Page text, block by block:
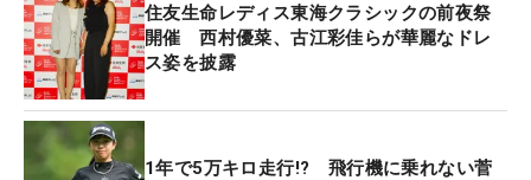
住友生命レディス東海クラシックの前夜祭
開催 西村優菜、古江彩佳らが華麗なドレ
ス姿を披露
1年で5万キロ走行!? 飛行機に乗れない菅